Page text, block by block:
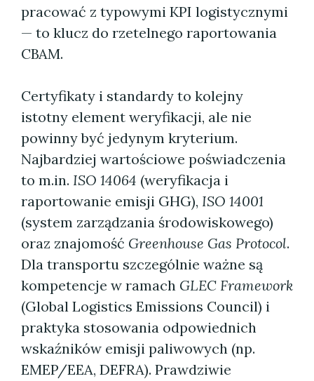
pracować z typowymi KPI logistycznymi
— to klucz do rzetelnego raportowania
CBAM.
Certyfikaty i standardy to kolejny
istotny element weryfikacji, ale nie
powinny być jedynym kryterium.
Najbardziej wartościowe poświadczenia
to m.in. ISO 14064 (weryfikacja i
raportowanie emisji GHG), ISO 14001
(system zarządzania środowiskowego)
oraz znajomość Greenhouse Gas Protocol.
Dla transportu szczególnie ważne są
kompetencje w ramach GLEC Framework
(Global Logistics Emissions Council) i
praktyka stosowania odpowiednich
wskaźników emisji paliwowych (np.
EMEP/EEA, DEFRA). Prawdziwie